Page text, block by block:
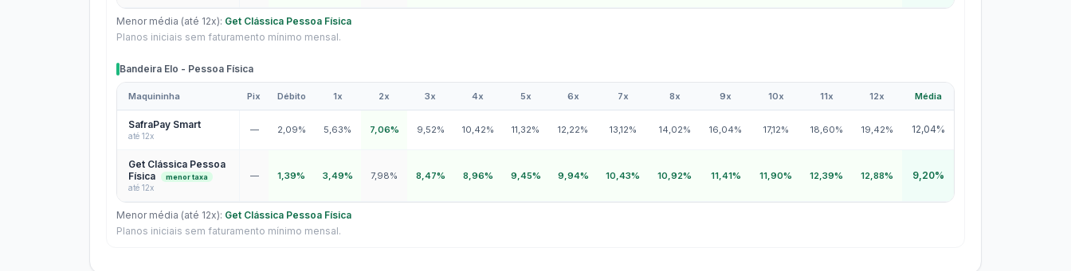
Menor média (até 12x): Get Clássica Pessoa Física
Planos iniciais sem faturamento mínimo mensal.
Bandeira Elo - Pessoa Física
Maquininha Pix Débito 1x 2x 3x 4x 5x 6x 7x 8x 9x 10x 11x 12x Média
SafraPay Smart
até 12x
— 2,09% 5,63% 7,06% 9,52% 10,42% 11,32% 12,22% 13,12% 14,02% 16,04% 17,12% 18,60% 19,42% 12,04%
Get Clássica Pessoa
Física
menor taxa
até 12x
— 1,39% 3,49% 7,98% 8,47% 8,96% 9,45% 9,94% 10,43% 10,92% 11,41% 11,90% 12,39% 12,88% 9,20%
Menor média (até 12x): Get Clássica Pessoa Física
Planos iniciais sem faturamento mínimo mensal.